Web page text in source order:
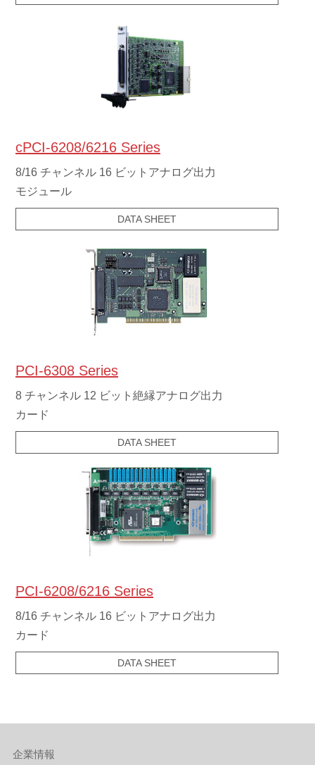
cPCI-6208/6216 Series
8/16 チャンネル 16 ビットアナログ出力
モジュール
DATA SHEET
PCI-6308 Series
8 チャンネル 12 ビット絶縁アナログ出力
カード
DATA SHEET
PCI-6208/6216 Series
8/16 チャンネル 16 ビットアナログ出力
カード
DATA SHEET
企業情報